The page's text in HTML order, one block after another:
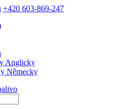
+420 603-869-247
Anglicky
Německy